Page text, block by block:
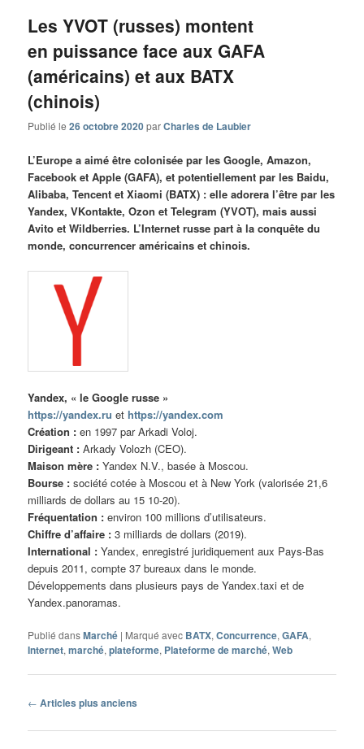
Les YVOT (russes) montent
en puissance face aux GAFA
(américains) et aux BATX
(chinois)
Publié le26 octobre 2020parCharles de Laubier
L’Europe a aimé être colonisée par les Google, Amazon,
Facebook et Apple (GAFA), et potentiellement par les Baidu,
Alibaba, Tencent et Xiaomi (BATX) : elle adorera l’être par les
Yandex, VKontakte, Ozon et Telegram (YVOT), mais aussi
Avito et Wildberries. L’Internet russe part à la conquête du
monde, concurrencer américains et chinois.
Yandex, « le Google russe »
https://yandex.ru ethttps://yandex.com
Création : en 1997 par Arkadi Voloj.
Dirigeant : Arkady Volozh (CEO).
Maison mère : Yandex N.V., basée à Moscou.
Bourse : société cotée à Moscou et à New York (valorisée 21,6
milliards de dollars au 15 10-20).
Fréquentation : environ 100 millions d’utilisateurs.
Chiffre d’affaire : 3 milliards de dollars (2019).
International : Yandex, enregistré juridiquement aux Pays-Bas
depuis 2011, compte 37 bureaux dans le monde.
Développements dans plusieurs pays de Yandex.taxi et de
Yandex.panoramas.
Publié dansMarché | Marqué avec BATX,Concurrence,GAFA,
Internet,marché,plateforme, Plateforme de marché,Web
Navigation
articles
← Articles plus anciens